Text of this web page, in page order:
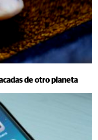
de otro planeta